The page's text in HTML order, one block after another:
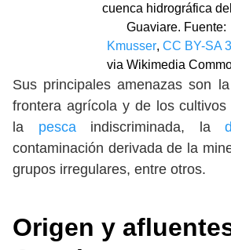
cuenca hidrográfica
Guaviare. Fuente:
Kmusser, CC BY-SA
via Wikimedia
Sus principales amenazas son
frontera agrícola y de los
la pesca indiscriminada, la
contaminación derivada de la
grupos irregulares, entre otros.
Origen y